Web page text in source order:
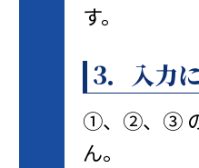
す。
3．入力
①、②、③ の
ん。